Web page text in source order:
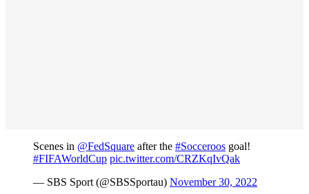
Scenes in @FedSquare after the #Socceroos goal!
#FIFAWorldCup pic.twitter.com/CRZKqIvQak
— SBS Sport (@SBSSportau) November 30, 2022